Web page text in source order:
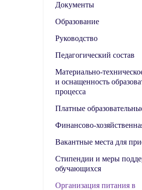
Документы
Образование
Руководство
Педагогический состав
Материально-
и оснащенность
процесса
Платные
Финансово-
Вакантные места для
Стипендии и меры
обучающихся
Организация питания в